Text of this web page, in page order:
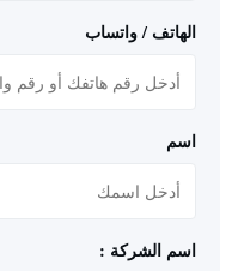
الهاتف / واتساب
اسم
اسم الشركة :